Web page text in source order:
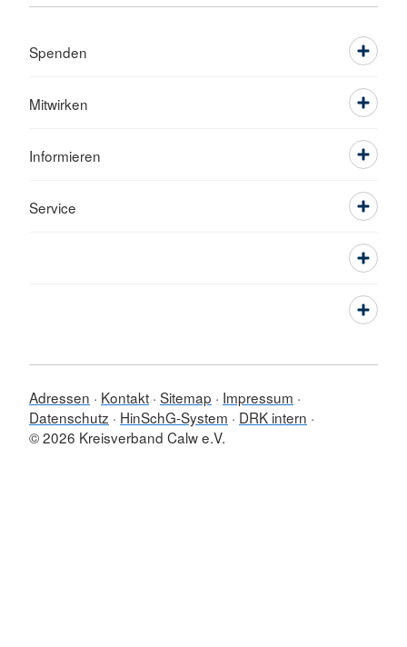
Spenden
Mitwirken
Informieren
Service
Adressen Kontakt Sitemap
Impressum
Datenschutz
HinSchG-System
DRK intern
© 2026 Kreisverband Calw e.V.